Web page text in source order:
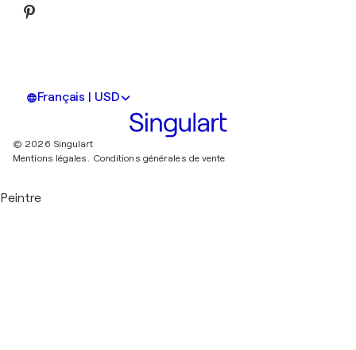
Français | USD
© 2026 Singulart
Mentions légales. Conditions générales de vente
Peintre